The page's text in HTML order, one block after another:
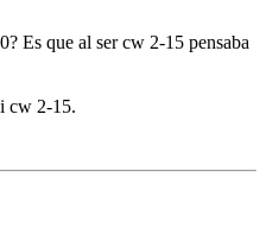
Es que al ser cw 2-15 pensaba
cw 2-15.